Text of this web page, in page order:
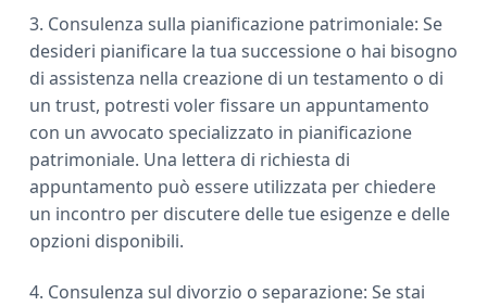
3. Consulenza sulla pianificazione patrimoniale: Se
desideri pianificare la tua successione o hai bisogno
di assistenza nella creazione di un testamento o di
un trust, potresti voler fissare un appuntamento
con un avvocato specializzato in pianificazione
patrimoniale. Una lettera di richiesta di
appuntamento può essere utilizzata per chiedere
un incontro per discutere delle tue esigenze e delle
opzioni disponibili.
4. Consulenza sul divorzio o separazione: Se stai